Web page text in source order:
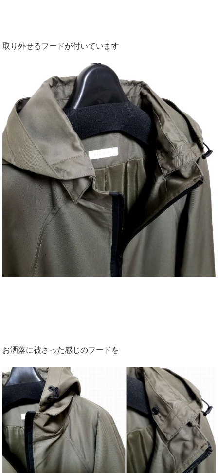
取り外せるフードが付いています
お洒落に被さった感じのフードを